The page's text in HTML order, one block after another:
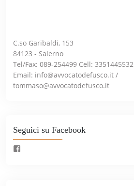
C.so Garibaldi, 153
84123 - Salerno
Tel/Fax: 089-254499 Cell: 3351445532
Email: info@avvocatodefusco.it /
tommaso@avvocatodefusco.it
Seguici su Facebook